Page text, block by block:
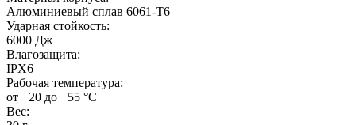
Алюминиевый сплав 6061-T6
Ударная стойкость:
6000 Дж
Влагозащита:
IPX6
Рабочая температура:
от −20 до +55 °C
Вес: